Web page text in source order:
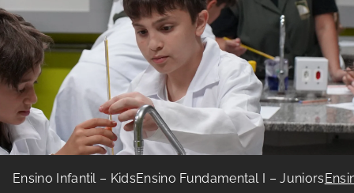
Ensino Infantil – KidsEnsino Fundamental I – Juniors